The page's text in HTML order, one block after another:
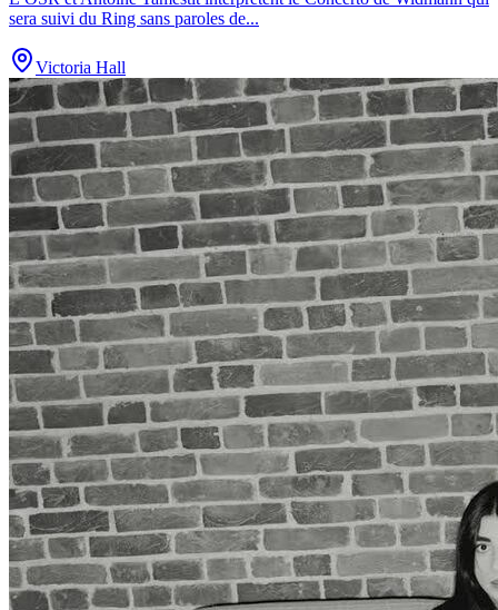
sera suivi du Ring sans paroles de...
Victoria Hall